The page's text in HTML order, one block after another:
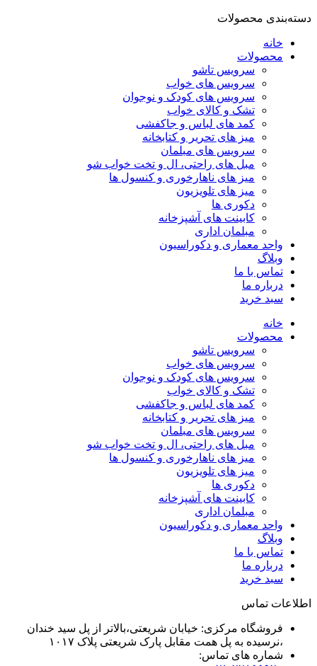
دسته‌بندی محصولات
خانه
محصولات
سرویس تاشو
سرویس های خواب
سرویس های کودک و نوجوان
تشک و کالای خواب
کمد های لباس و جاکفشی
میز های تحریر و کتابخانه
سرویس های مبلمان
مبل های راحتی، ال و تخت خواب شو
میز های ناهارخوری و کنسول ها
میز های تلویزیون
دکوری ها
کابینت های آشپزخانه
مبلمان اداری
واحد معماری و دکوراسیون
وبلاگ
تماس با ما
درباره ما
سبد خرید
خانه
محصولات
سرویس تاشو
سرویس های خواب
سرویس های کودک و نوجوان
تشک و کالای خواب
کمد های لباس و جاکفشی
میز های تحریر و کتابخانه
سرویس های مبلمان
مبل های راحتی، ال و تخت خواب شو
میز های ناهارخوری و کنسول ها
میز های تلویزیون
دکوری ها
کابینت های آشپزخانه
مبلمان اداری
واحد معماری و دکوراسیون
وبلاگ
تماس با ما
درباره ما
سبد خرید
اطلاعات تماس
فروشگاه مرکزی: خیابان شریعتی،بالاتر از پل سید خندان
،نرسیده به پل همت مقابل پارک شریعتی پلاک ۱۰۱۷
شماره های تماس: